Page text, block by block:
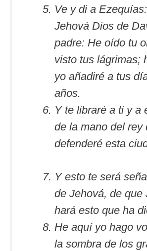
Ve y di a
Jehová Dios de
padre: He oído tu
visto tus lágrimas;
yo añadiré a tus
años.
Y te libraré a ti y a
de la mano del rey
defenderé esta
Y esto te será
de Jehová, de que
hará esto que ha
He aquí yo hago
la sombra de los